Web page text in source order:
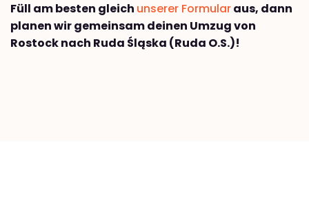
Füll am besten gleich unserer Formularaus, dann
planen wir gemeinsam deinen Umzug von
Rostock nach Ruda Śląska (Ruda O.S.)!